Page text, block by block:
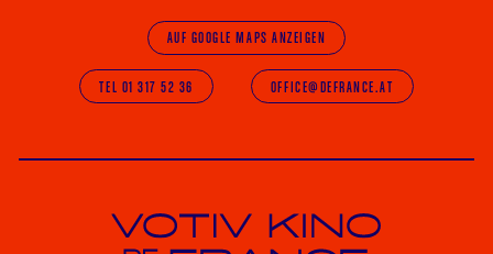
AUF GOOGLE MAPS ANZEIGEN
TEL 01 317 52 36 OFFICE@DEFRANCE.AT
Votiv Kino und Kino De France in Wien